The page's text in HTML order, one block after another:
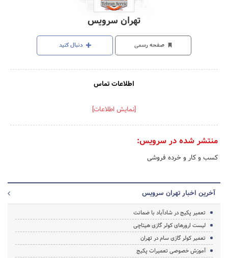
تهران سرویس
صفحه رسمی دنبال کنید
اطلاعات تماس
[نمایش اطلاعات]
منتشر شده در سرویس:
کسب و کار و خرده فروشی
آخرین اخبار تهران سرویس
تعمیر پکیج در شادآباد با ضمانت
لیست ارورهای کولر گازی هیتاچی
تعمیر کولر گازی سام در تهران
آموزش خصوصی تعمیرات پکیج